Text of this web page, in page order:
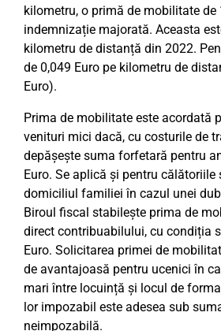
kilometru, o primă de mobilitate de
indemnizație majorată. Aceasta
kilometru de distanță din 2022.
de 0,049 Euro pe kilometru de
Euro).
Prima de mobilitate este acordată
venituri mici dacă, cu costurile de
depășește suma forfetară pentru
Euro. Se aplică și pentru călătoriile
domiciliul familiei în cazul unei
Biroul fiscal stabilește prima de
direct contribuabilului, cu condiția
Euro. Solicitarea primei de
de avantajoasă pentru ucenici în
mari între locuință și locul de
lor impozabil este adesea sub
neimpozabilă.